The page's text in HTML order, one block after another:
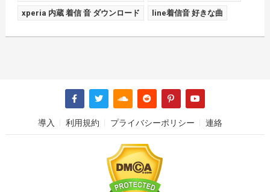
xperia 内蔵 着信 音 ダウンロード line着信音 好きな曲
導入 利用規約 プライバシーポリシー 連絡